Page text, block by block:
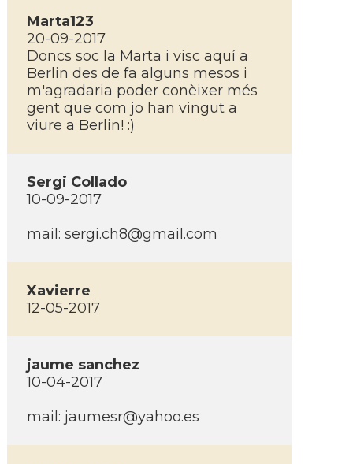
Marta123
20-09-2017
Doncs soc la Marta i visc aquí­ a
Berlin des de fa alguns mesos i
m'agradaria poder conèixer més
gent que com jo han vingut a
viure a Berlin! :)
Sergi Collado
10-09-2017
mail: sergi.ch8@gmail.com
Xavierre
12-05-2017
jaume sanchez
10-04-2017
mail: jaumesr@yahoo.es